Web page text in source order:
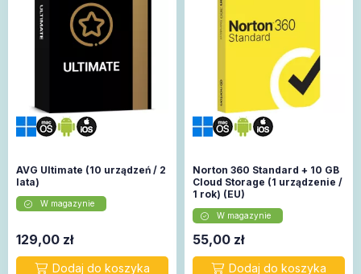
AVG Ultimate (10 urządzeń / 2
lata)
W magazynie
129,00 zł
Norton 360 Standard + 10 GB
Cloud Storage (1 urządzenie /
1 rok) (EU)
W magazynie
55,00 zł